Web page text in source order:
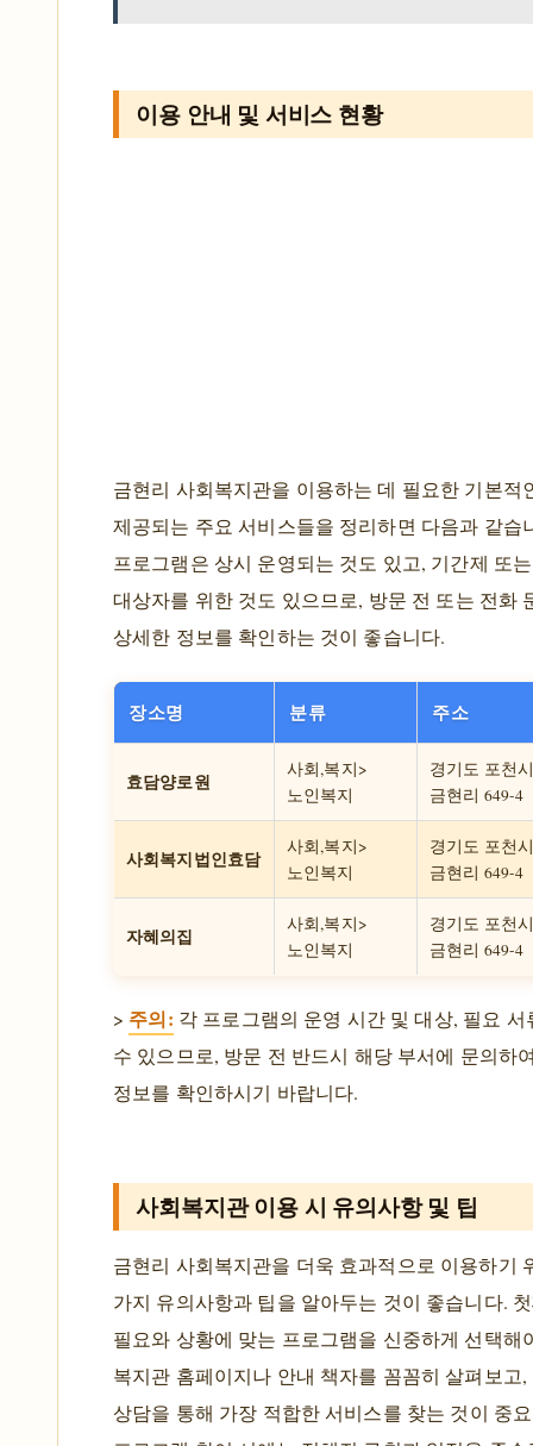
이용 안내 및 서비스 현황
금현리 사회복지관을 이용하는 데 필요한 기본적
제공되는 주요 서비스들을 정리하면 다음과 같습
프로그램은 상시 운영되는 것도 있고, 기간제 또
대상자를 위한 것도 있으므로, 방문 전 또는 전화
상세한 정보를 확인하는 것이 좋습니다.
장소명 분류 주소
효담양로원
사회,복지>
노인복지
경기도 포천
금현리 649-4
사회복지법인효담
사회,복지>
노인복지
경기도 포천
금현리 649-4
자혜의집
사회,복지>
노인복지
경기도 포천
금현리 649-4
> 주의: 각 프로그램의 운영 시간 및 대상, 필요 서
수 있으므로, 방문 전 반드시 해당 부서에 문의하
정보를 확인하시기 바랍니다.
사회복지관 이용 시 유의사항 및 팁
금현리 사회복지관을 더욱 효과적으로 이용하기
가지 유의사항과 팁을 알아두는 것이 좋습니다.
필요와 상황에 맞는 프로그램을 신중하게 선택해
복지관 홈페이지나 안내 책자를 꼼꼼히 살펴보고
상담을 통해 가장 적합한 서비스를 찾는 것이 중